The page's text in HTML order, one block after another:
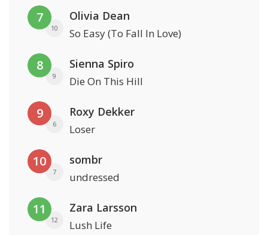
7
10
Olivia Dean
So Easy (To Fall In Love)
8
9
Sienna Spiro
Die On This Hill
9
6
Roxy Dekker
Loser
10
7
sombr
undressed
11
12
Zara Larsson
Lush Life